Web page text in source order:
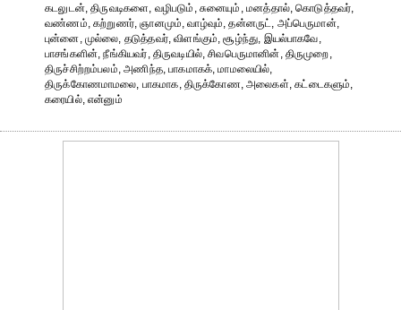
கடலுடன், திருவடிகளை, வழிபடும், சுனையும், மனத்தால், கொடுத்தவர்,
வண்ணம், கற்றுணர், ஞானமும், வாழ்வும், தன்னருட், அப்பெருமான்,
புன்னை, முல்லை, தடுத்தவர், விளங்கும், சூழ்ந்து, இயல்பாகவே,
பாசங்களின், நீங்கியவர், திருவடியில், சிவபெருமானின், திருமுறை,
திருச்சிற்றம்பலம், அணிந்த, பாகமாகக், மாமலையில்,
திருக்கோணமாமலை, பாகமாக, திருக்கோண, அலைகள், கட்டைகளும்,
கரையில், என்னும்